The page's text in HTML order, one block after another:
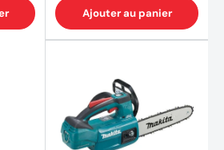
Ajouter au panier